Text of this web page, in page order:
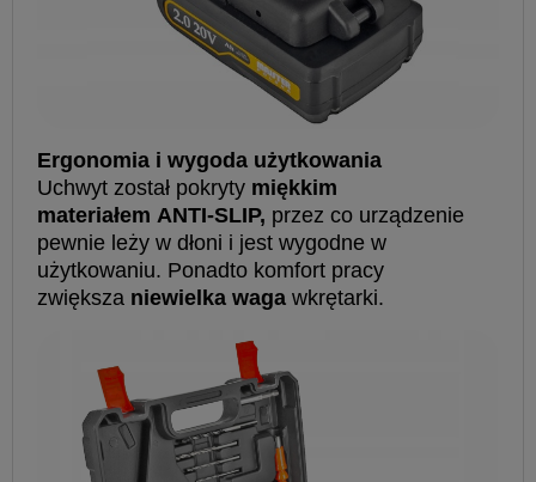
Ergonomia i wygoda użytkowania
Uchwyt został pokryty miękkim
materiałem ANTI-SLIP, przez co urządzenie
pewnie leży w dłoni i jest wygodne w
użytkowaniu. Ponadto komfort pracy
zwiększa niewielka waga wkrętarki.